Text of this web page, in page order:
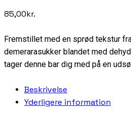
85,00kr.
Fremstillet med en sprød tekstur
demerarasukker blandet med
tager denne bar dig med på en
Beskrivelse
Yderligere information